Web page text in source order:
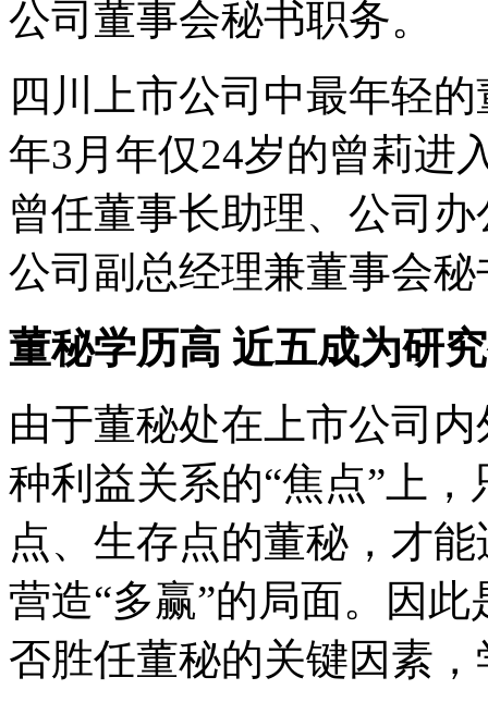
公司董事会秘书职务。
四川上市公司中最年轻
年3月年仅24岁的曾莉进
曾任董事长助理、公司
公司副总经理兼董事会秘
董秘学历高 近五成为研
由于董秘处在上市公司
种利益关系的“焦点”上
点、生存点的董秘，才
营造“多赢”的局面。因
否胜任董秘的关键因素